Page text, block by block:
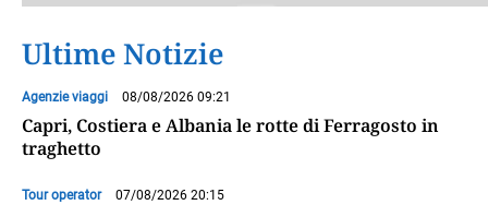
Ultime Notizie
Agenzie viaggi 08/08/2026 09:21
Capri, Costiera e Albania le rotte di Ferragosto in
traghetto
Tour operator 07/08/2026 20:15